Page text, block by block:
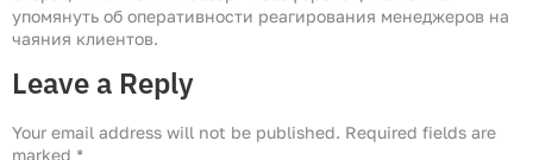
упомянуть об оперативности реагирования менеджеров на
чаяния клиентов.
Leave a Reply
Your email address will not be published. Required fields are
marked *